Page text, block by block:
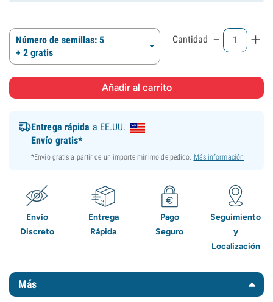
Número de semillas: 5
+ 2 gratis
Cantidad - +
Entrega rápida a EE.UU.
Envío gratis*
*Envío gratis a partir de un importe mínimo de pedido. Más información
Envío
Discreto
Entrega
Rápida
Pago
Seguro
Seguimiento
y
Localización
Más